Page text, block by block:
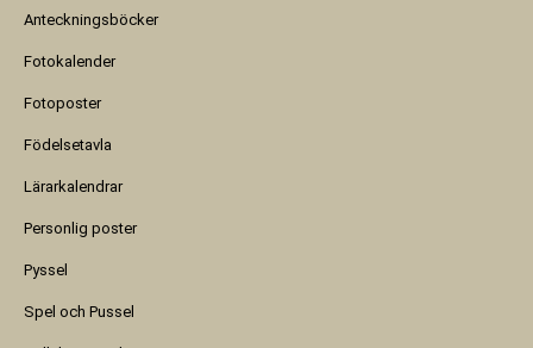
Anteckningsböcker
Fotokalender
Fotoposter
Födelsetavla
Lärarkalendrar
Personlig poster
Pyssel
Spel och Pussel